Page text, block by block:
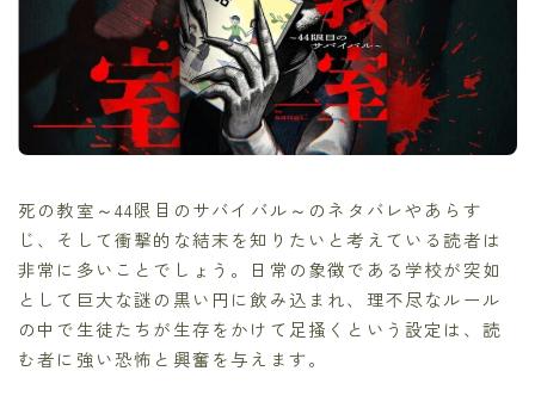
死の教室～44限目のサバイバル～のネタバレやあらす
じ、そして衝撃的な結末を知りたいと考えている読者は
非常に多いことでしょう。日常の象徴である学校が突如
として巨大な謎の黒い円に飲み込まれ、理不尽なルール
の中で生徒たちが生存をかけて足掻くという設定は、読
む者に強い恐怖と興奮を与えます。